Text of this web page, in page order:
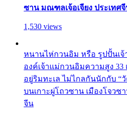
ซาน มณฑลเจ้อเจียง ประเทศ
1,530 views
หนานไห่กวนอิม หรือ รูปปั้นเจ้
องค์เจ้าแม่กวนอิมความสูง
อยู่ริมทะเล ไม่ไกลกันนักกับ “
บนเกาะผู่โถวซาน เมืองโจวซ
จีน